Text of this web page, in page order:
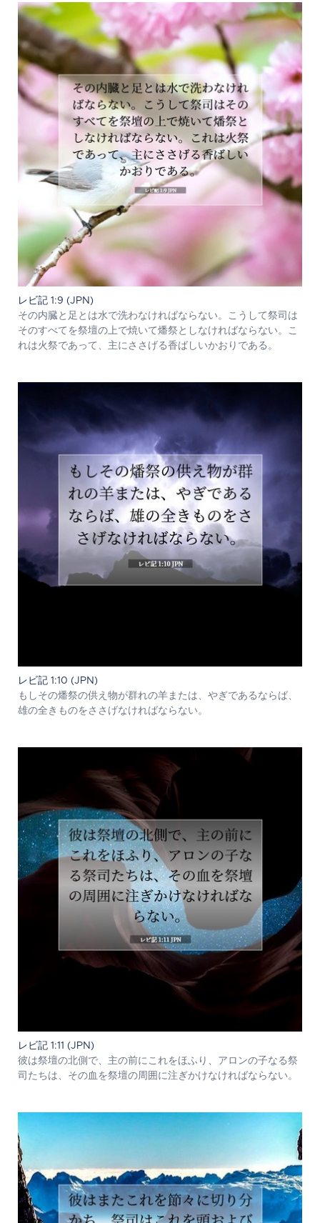
レビ記 1:9 (JPN)
その内臓と足とは水で洗わなければならない。こうして祭司は
そのすべてを祭壇の上で焼いて燔祭としなければならない。こ
れは火祭であって、主にささげる香ばしいかおりである。
レビ記 1:10 (JPN)
もしその燔祭の供え物が群れの羊または、やぎであるならば、
雄の全きものをささげなければならない。
レビ記 1:11 (JPN)
彼は祭壇の北側で、主の前にこれをほふり、アロンの子なる祭
司たちは、その血を祭壇の周囲に注ぎかけなければならない。